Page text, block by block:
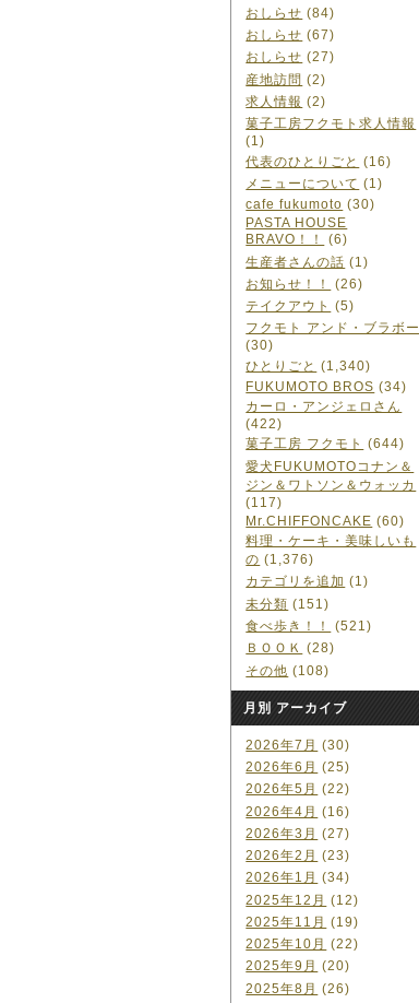
おしらせ (84)
おしらせ (67)
おしらせ (27)
産地訪問 (2)
求人情報 (2)
菓子工房フクモト求人情報
(1)
代表のひとりごと (16)
メニューについて (1)
cafe fukumoto (30)
PASTA HOUSE
BRAVO！！
(6)
生産者さんの話 (1)
お知らせ！！
(26)
テイクアウト (5)
フクモト アンド・ブラボー
(30)
ひとりごと (1,340)
FUKUMOTO BROS (34)
カーロ・アンジェロさん
(422)
菓子工房 フクモト (644)
愛犬FUKUMOTOコナン＆
ジン＆ワトソン＆ウォッカ
(117)
Mr.CHIFFONCAKE (60)
料理・ケーキ・美味しいも
の (1,376)
カテゴリを追加 (1)
未分類 (151)
食べ歩き！！
(521)
ＢＯＯＫ (28)
その他 (108)
月別 アーカイブ
2026年7月 (30)
2026年6月 (25)
2026年5月 (22)
2026年4月 (16)
2026年3月 (27)
2026年2月 (23)
2026年1月 (34)
2025年12月 (12)
2025年11月 (19)
2025年10月 (22)
2025年9月 (20)
2025年8月 (26)